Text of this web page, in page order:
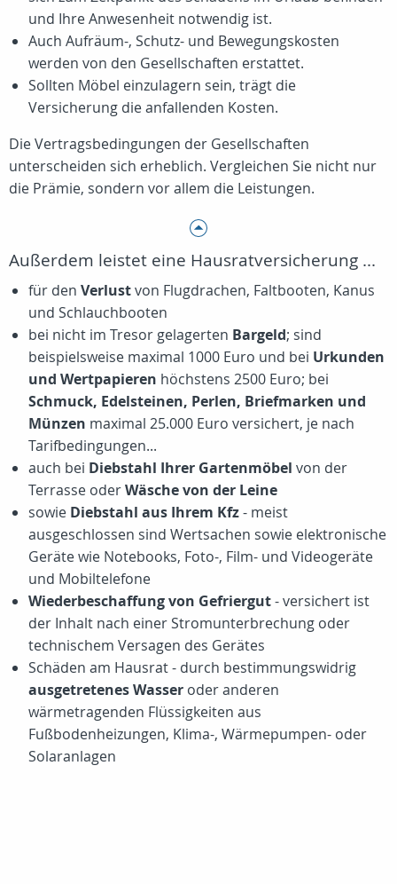
und Ihre Anwesenheit notwendig ist.
Auch Aufräum-, Schutz- und Bewegungskosten
werden von den Gesellschaften erstattet.
Sollten Möbel einzulagern sein, trägt die
Versicherung die anfallenden Kosten.
Die Vertragsbedingungen der Gesellschaften
unterscheiden sich erheblich. Vergleichen Sie nicht nur
die Prämie, sondern vor allem die Leistungen.
Außerdem leistet eine Hausratversicherung ...
für den Verlustvon Flugdrachen, Faltbooten, Kanus
und Schlauchbooten
bei nicht im Tresor gelagerten Bargeld; sind
beispielsweise maximal 1000 Euro und bei Urkunden
und Wertpapieren höchstens 2500 Euro; bei
Schmuck, Edelsteinen, Perlen, Briefmarken und
Münzen maximal 25.000 Euro versichert, je nach
Tarifbedingungen...
auch bei Diebstahl Ihrer Gartenmöbel von der
Terrasse oderWäsche von der Leine
sowie Diebstahl aus Ihrem Kfz- meist
ausgeschlossen sind Wertsachen sowie elektronische
Geräte wie Notebooks, Foto-, Film- und Videogeräte
und Mobiltelefone
Wiederbeschaffung von Gefriergut- versichert ist
der Inhalt nach einer Stromunterbrechung oder
technischem Versagen des Gerätes
Schäden am Hausrat - durch bestimmungswidrig
ausgetretenes Wasser oder anderen
wärmetragenden Flüssigkeiten aus
Fußbodenheizungen, Klima-, Wärmepumpen- oder
Solaranlagen